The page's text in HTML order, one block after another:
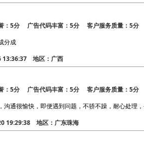
：5分 广告代码丰富：5分 客户服务质量：5分
分成
地区：广西
：5分 广告代码丰富：5分 客户服务质量：5分
沟通很愉快，即便遇到问题，不骄不躁，耐心处理
19:29:38 地区：广东珠海